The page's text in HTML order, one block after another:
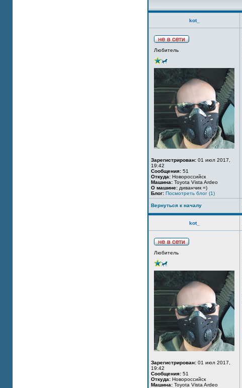
kot_
Любитель
Зарегистрирован: 01 июл 2017,
19:42
Сообщения: 51
Откуда: Новороссийск
Машина: Toyota Vista Ardeo
О машине: диванчик =)
Блог: Посмотреть блог (1)
Вернуться к началу
kot_
Любитель
Зарегистрирован: 01 июл 2017,
19:42
Сообщения: 51
Откуда: Новороссийск
Машина: Toyota Vista Ardeo